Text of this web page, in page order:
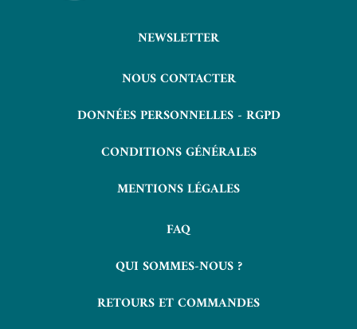
NEWSLETTER
NOUS CONTACTER
DONNÉES PERSONNELLES - RGPD
CONDITIONS GÉNÉRALES
MENTIONS LÉGALES
FAQ
QUI SOMMES-NOUS ?
RETOURS ET COMMANDES